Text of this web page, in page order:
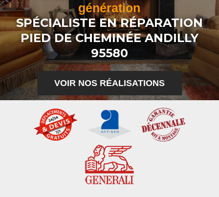
génération
SPÉCIALISTE EN RÉPARATION
PIED DE CHEMINÉE ANDILLY
95580
VOIR NOS RÉALISATIONS